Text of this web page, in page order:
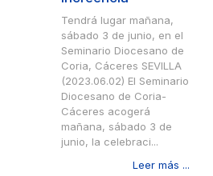
Tendrá lugar mañana,
sábado 3 de junio, en el
Seminario Diocesano de
Coria, Cáceres SEVILLA
(2023.06.02) El Seminario
Diocesano de Coria-
Cáceres acogerá
mañana, sábado 3 de
junio, la celebraci...
Leer más ...